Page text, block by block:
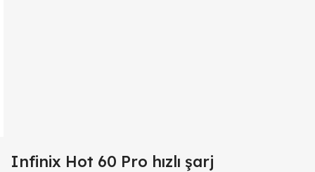
Infinix Hot 60 Pro hızlı şarj